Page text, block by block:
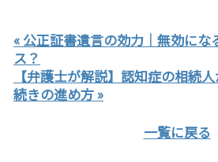
« 公正証書遺言の効力｜無効にな
ス？
【弁護士が解説】認知症の相続
続きの進め方 »
一覧に戻る